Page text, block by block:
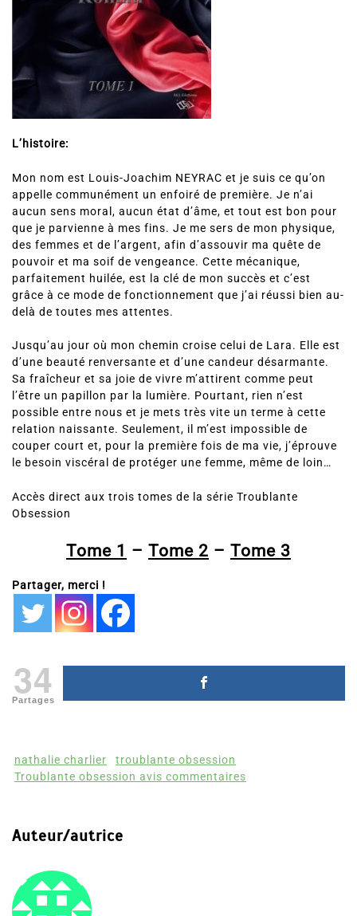
L’histoire:
Mon nom est Louis-Joachim NEYRAC et je suis ce qu’on
appelle communément un enfoiré de première. Je n’ai
aucun sens moral, aucun état d’âme, et tout est bon pour
que je parvienne à mes fins. Je me sers de mon physique,
des femmes et de l’argent, afin d’assouvir ma quête de
pouvoir et ma soif de vengeance. Cette mécanique,
parfaitement huilée, est la clé de mon succès et c’est
grâce à ce mode de fonctionnement que j’ai réussi bien au-
delà de toutes mes attentes.
Jusqu’au jour où mon chemin croise celui de Lara. Elle est
d’une beauté renversante et d’une candeur désarmante.
Sa fraîcheur et sa joie de vivre m’attirent comme peut
l’être un papillon par la lumière. Pourtant, rien n’est
possible entre nous et je mets très vite un terme à cette
relation naissante. Seulement, il m’est impossible de
couper court et, pour la première fois de ma vie, j’éprouve
le besoin viscéral de protéger une femme, même de loin…
Accès direct aux trois tomes de la série Troublante
Obsession
Tome 1 – Tome 2 – Tome 3
Partager, merci !
34
Partages
nathalie charlier
troublante obsession
Troublante obsession avis commentaires
Auteur/autrice